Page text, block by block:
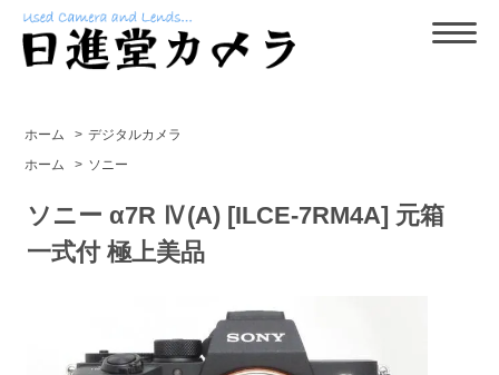
ホーム > デジタルカメラ
ホーム
> ソニー
ソニー α7R Ⅳ(A) [ILCE-7RM4A] 元箱
一式付 極上美品